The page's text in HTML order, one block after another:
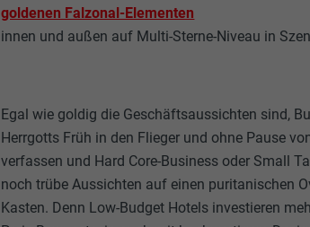
goldenen Falzonal-Elementen
innen und außen auf Multi-Sterne-Niveau in
Egal wie goldig die Geschäftsaussichten sind,
Herrgotts Früh in den Flieger und ohne Pause
verfassen und Hard Core-Business oder Small
noch trübe Aussichten auf einen puritanischen
Kasten. Denn Low-Budget Hotels investieren